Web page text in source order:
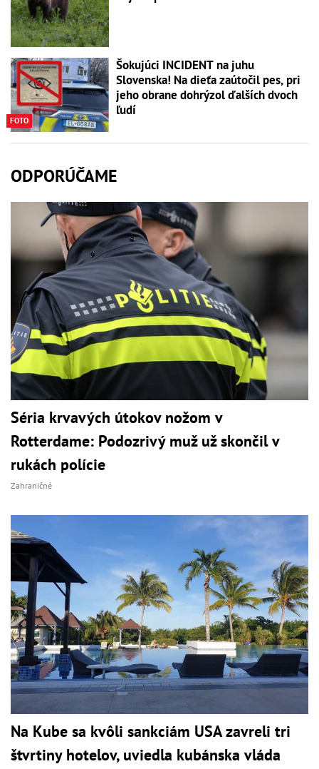
FOTO
Šokujúci INCIDENT na juhu
Slovenska! Na dieťa zaútočil pes, pri
jeho obrane dohrýzol ďalších dvoch
ľudí
ODPORÚČAME
Séria krvavých útokov nožom v
Rotterdame: Podozrivý muž už skončil v
rukách polície
Zahraničné
Na Kube sa kvôli sankciám USA zavreli tri
štvrtiny hotelov, uviedla kubánska vláda